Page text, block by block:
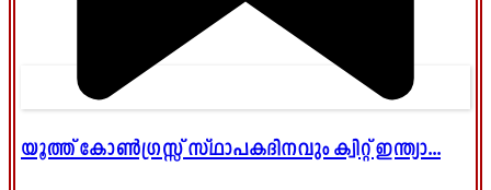
യൂത്ത് കോൺഗ്രസ്സ് സ്ഥാപകദിനവും ക്വിറ്റ് ഇന്ത്യാ...